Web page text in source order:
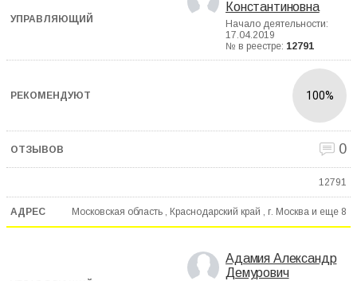
Константиновна
Начало деятельности:
17.04.2019
№ в реестре: 12791
100%
0
12791
Московская область , Краснодарский край , г. Москва и еще 8
Адамия Александр
Демурович